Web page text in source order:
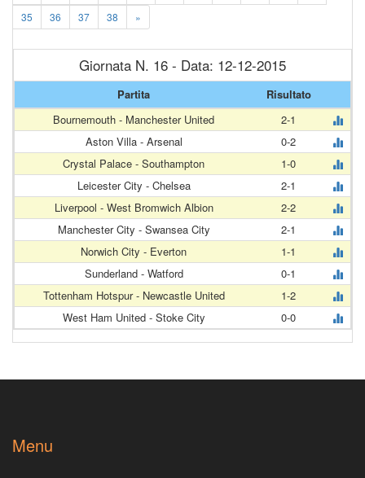
35
36 37 38 »
Giornata N. 16 - Data: 12-12-2015
Partita
Risultato
Bournemouth - Manchester United
2-1
Aston Villa - Arsenal
0-2
Crystal Palace - Southampton
1-0
Leicester City - Chelsea
2-1
Liverpool - West Bromwich Albion
2-2
Manchester City - Swansea City
2-1
Norwich City - Everton
1-1
Sunderland - Watford
0-1
Tottenham Hotspur - Newcastle United
1-2
West Ham United - Stoke City
0-0
Menu